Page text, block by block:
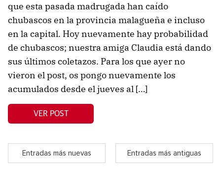
que esta pasada madrugada han caído
chubascos en la provincia malagueña e incluso
en la capital. Hoy nuevamente hay probabilidad
de chubascos; nuestra amiga Claudia está dando
sus últimos coletazos. Para los que ayer no
vieron el post, os pongo nuevamente los
acumulados desde el jueves al […]
VER POST
Entradas más nuevas Entradas más antiguas